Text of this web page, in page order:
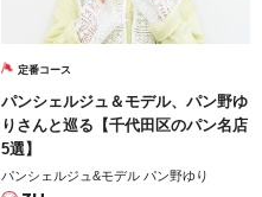
定番コース
パンシェルジュ＆モデル、パン野ゆ
りさんと巡る【千代田区のパン名店
5選】
パンシェルジュ&モデル パン野ゆり